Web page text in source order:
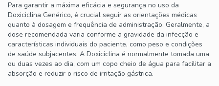
Para garantir a máxima eficácia e segurança no uso da
Doxiciclina Genérico, é crucial seguir as orientações médicas
quanto à dosagem e frequência de administração. Geralmente, a
dose recomendada varia conforme a gravidade da infecção e
características individuais do paciente, como peso e condições
de saúde subjacentes. A Doxiciclina é normalmente tomada uma
ou duas vezes ao dia, com um copo cheio de água para facilitar a
absorção e reduzir o risco de irritação gástrica.